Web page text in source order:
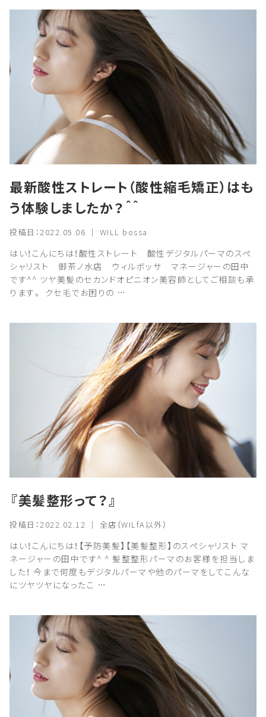
最新酸性ストレート（酸性縮毛矯正）はも
う体験しましたか？＾＾
投稿日：2022.05.06 ｜ WILL bossa
はい！こんにちは！酸性ストレート 酸性デジタルパーマのスペ
シャリスト 御茶ノ水店 ウィルボッサ マネージャーの田中
です^^ ツヤ美髪のセカンドオピニオン美容師としてご相談も承
ります。 クセ毛でお困りの …
『美髪整形って？』
投稿日：2022.02.12 ｜ 全店（WILfA以外）
はい！こんにちは！【予防美髪】【美髪整形】のスペシャリスト マ
ネージャーの田中です^ ^ 髪整整形パーマのお客様を担当しま
した！ 今まで何度もデジタルパーマや他のパーマをしてこんな
にツヤツヤになったこ …